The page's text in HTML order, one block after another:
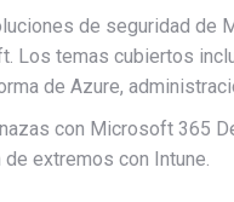
de seguridad de
Los temas cubiertos
de Azure,
con Microsoft 365
extremos con Intune.